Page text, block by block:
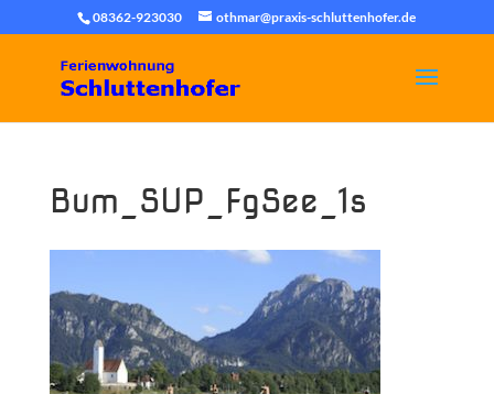
08362-923030 othmar@praxis-schluttenhofer.de
Bum_SUP_FgSee_1s